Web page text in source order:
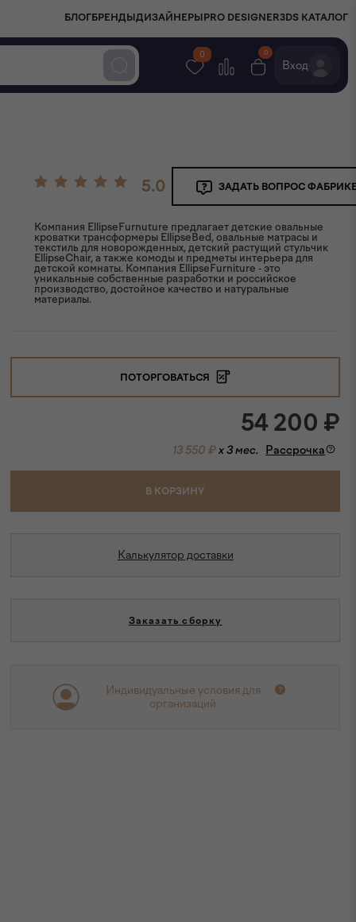
БЛОГ БРЕНДЫ ДИЗАЙНЕРЫ PRO DESIGNER3DS КАТАЛОГ
0 0
Вход
5.0 ЗАДАТЬ ВОПРОС
Компания EllipseFurnuture предлагает детские овальные
кроватки трансформеры EllipseBed, овальные матрасы и
текстиль для новорожденных, детский растущий стульчик
EllipseChair, а также комоды и предметы интерьера для
детской комнаты. Компания EllipseFurniture - это
уникальные собственные разработки и российское
производство, достойное качество и натуральные
материалы.
ПОТОРГОВАТЬСЯ
54 200 ₽
13 550 ₽x 3 мес. Рассрочка
В КОРЗИНУ
Калькулятор доставки
Заказать сборку
Индивидуальные условия для
организаций